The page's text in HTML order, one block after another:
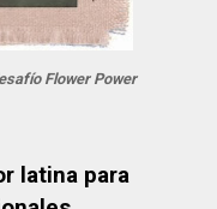
Flower Power
latina para